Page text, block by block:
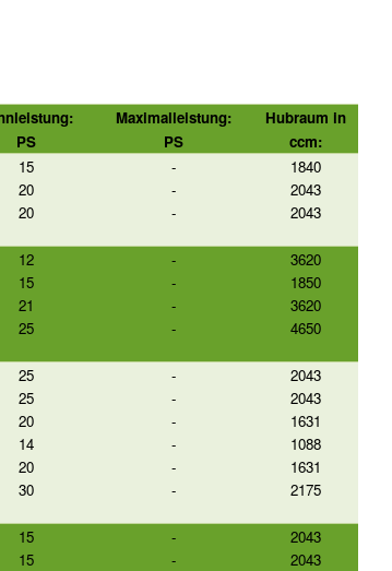
PS
Maximalleistung:
PS
Hubraum in
ccm:
15
20
20
-
-
-
1840
2043
2043
12
15
21
25
-
-
-
-
3620
1850
3620
4650
25
25
20
14
20
30
-
-
-
-
-
-
2043
2043
1631
1088
1631
2175
15
15
-
-
2043
2043